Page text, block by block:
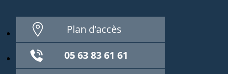
Plan d’accès
05 63 83 61 61